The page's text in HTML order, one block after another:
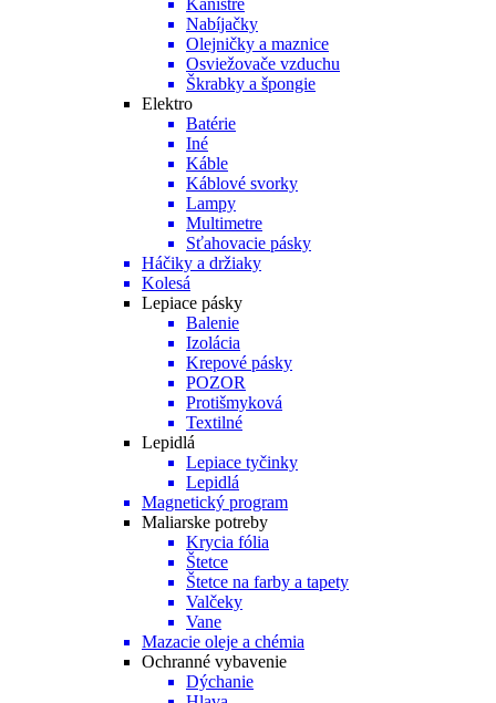
Kanistre
Nabíjačky
Olejničky a maznice
Osviežovače vzduchu
Škrabky a špongie
Elektro
Batérie
Iné
Káble
Káblové svorky
Lampy
Multimetre
Sťahovacie pásky
Háčiky a držiaky
Kolesá
Lepiace pásky
Balenie
Izolácia
Krepové pásky
POZOR
Protišmyková
Textilné
Lepidlá
Lepiace tyčinky
Lepidlá
Magnetický program
Maliarske potreby
Krycia fólia
Štetce
Štetce na farby a tapety
Valčeky
Vane
Mazacie oleje a chémia
Ochranné vybavenie
Dýchanie